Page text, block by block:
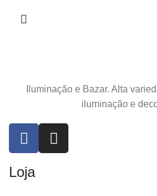
Iluminação e Bazar. Alta
iluminação e
Loja